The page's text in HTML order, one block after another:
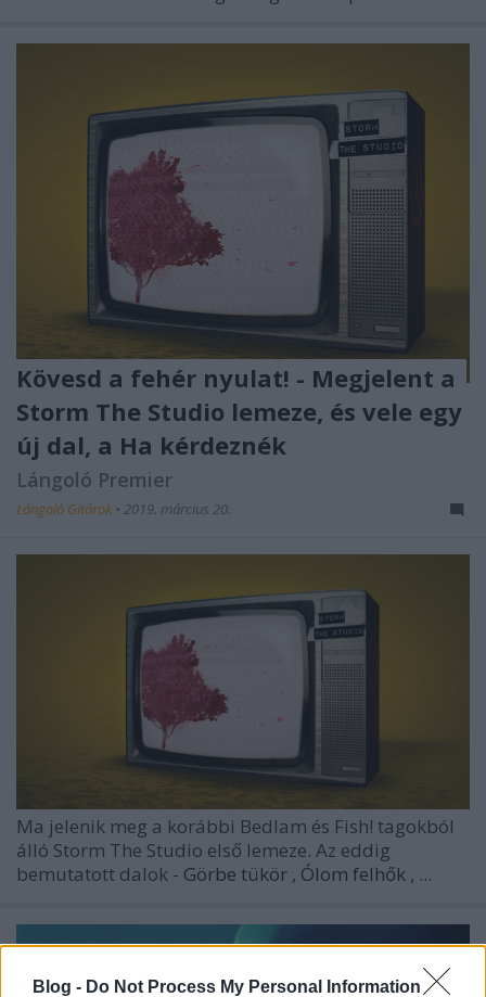
Blog - Do Not Process My Personal Information
Kövesd a fehér nyulat! - Megjelent a
Storm The Studio lemeze, és vele egy
új dal, a Ha kérdeznék
Lángoló Premier
Lángoló Gitárok • 2019. március 20.
Ma jelenik meg a korábbi Bedlam és Fish! tagokból
álló Storm The Studio első lemeze. Az eddig
bemutatott dalok - Görbe tükör , Ólom felhők , ...